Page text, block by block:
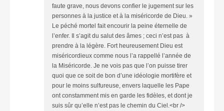
faute grave, nous devons confier le jugement sur les
personnes à la justice et à la miséricorde de Dieu. »
Le péché mortel fait encourir la peine éternelle de
l’enfer. Il s’agit du salut des âmes ; ceci n’est pas à
prendre à la légère. Fort heureusement Dieu est
miséricordieux comme nous l’a rappellé l’année de
la Miséricorde. Je ne vois pas que l’on puisse tirer
quoi que ce soit de bon d’une idéologie mortifère et
pour le moins sulfureuse, envers laquelle les Pape
ont constamment mis en garde les fidèles, et dont je
suis sûr qu’elle n’est pas le chemin du Ciel.<br />